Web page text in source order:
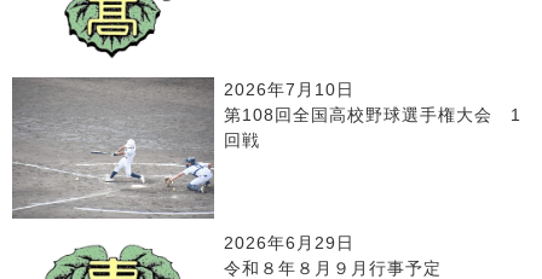
2026年7月10日
第108回全国高校野球選手権大会 1
回戦
2026年6月29日
令和８年８月９月行事予定